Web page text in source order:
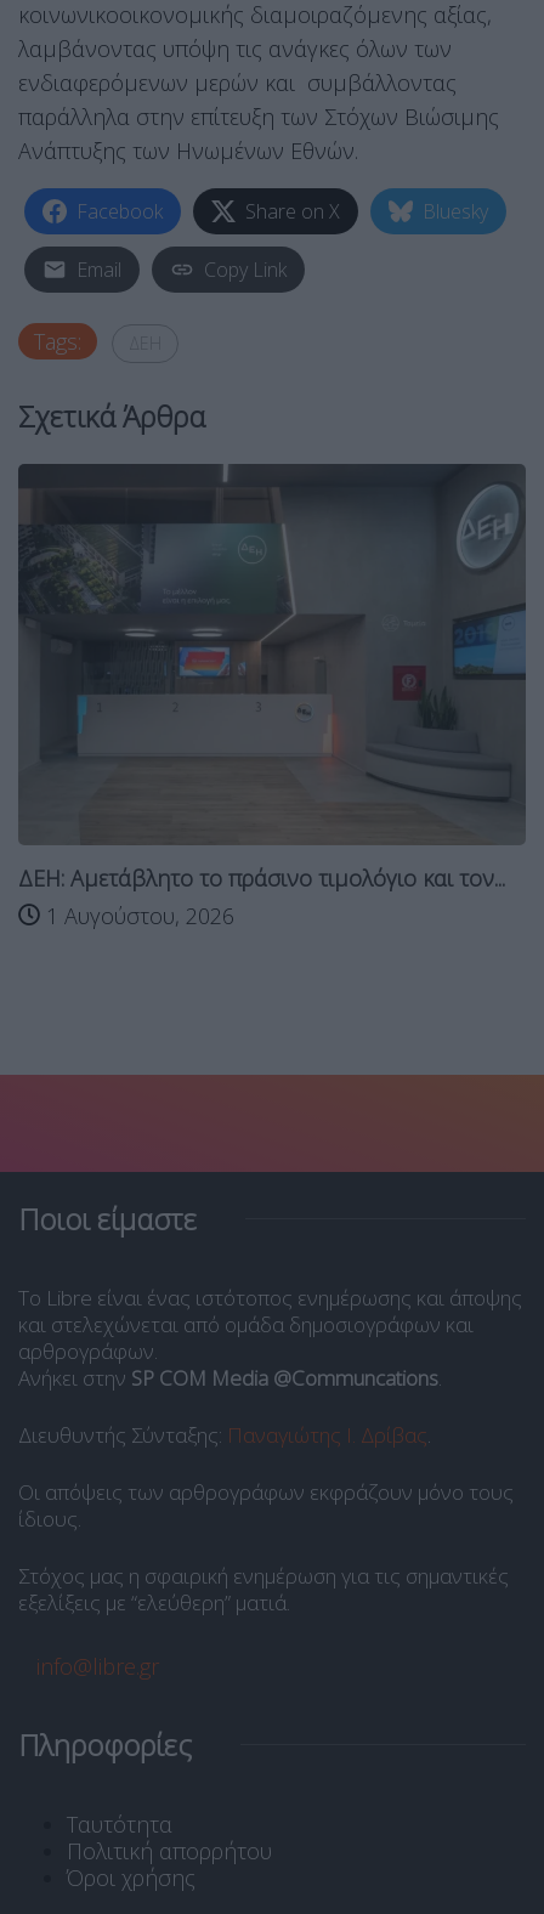
κοινωνικοοικονομικής διαμοιραζόμενης αξίας,
λαμβάνοντας υπόψη τις ανάγκες όλων των
ενδιαφερόμενων μερών και συμβάλλοντας
παράλληλα στην επίτευξη των Στόχων Βιώσιμης
Ανάπτυξης των Ηνωμένων Εθνών.
Facebook Share on X Bluesky
Email Copy Link
Tags:
Σχετικά Άρθρα
ΔΕΗ: Αμετάβλητο το πράσινο τιμολόγιο και τον...
1 Αυγούστου, 2026
Ποιοι είμαστε
Το Libre είναι ένας ιστότοπος ενημέρωσης και άποψης
και στελεχώνεται από ομάδα δημοσιογράφων και
αρθρογράφων.
Ανήκει στην SP COM Media @Communcations.
Διευθυντής Σύνταξης: Παναγιώτης Ι. Δρίβας.
Οι απόψεις των αρθρογράφων εκφράζουν μόνο τους
ίδιους.
Στόχος μας η σφαιρική ενημέρωση για τις σημαντικές
εξελίξεις με “ελεύθερη” ματιά.
info@libre.gr
Πληροφορίες
Ταυτότητα
Πολιτική απορρήτου
Όροι χρήσης